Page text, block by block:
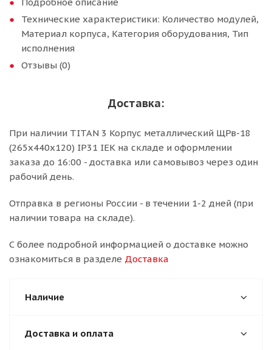
Технические характеристики: Количество модулей,
Материал корпуса, Категория оборудования, Тип
исполнения
Отзывы (0)
Доставка:
При наличии TITAN 3 Корпус металлический ЩРв-18
(265х440х120) IP31 IEK на складе и оформлении
заказа до 16:00 - доставка или самовывоз через один
рабочий день.
Отправка в регионы России - в течении 1-2 дней (при
наличии товара на складе).
С более подробной информацией о доставке можно
ознакомиться в разделе Доставка
Наличие
Доставка и оплата